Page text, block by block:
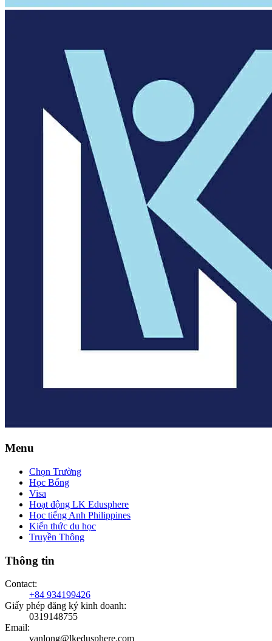
Menu
Chọn Trường
Học Bổng
Visa
Hoạt động LK Edusphere
Học tiếng Anh Philippines
Kiến thức du học
Truyền Thông
Thông tin
Contact:
+84 934199426
Giấy phép đăng ký kinh doanh:
0319148755
Email:
vanlong@lkedusphere.com